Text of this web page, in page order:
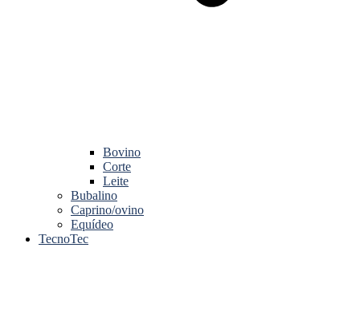
Bovino
Corte
Leite
Bubalino
Caprino/ovino
Equídeo
TecnoTec